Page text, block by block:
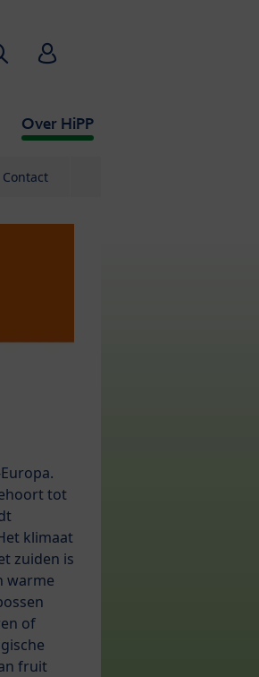
Over HiPP
HiPP Babyclub
Contact
tot
klimaat
zuiden is
warme
of
fruit